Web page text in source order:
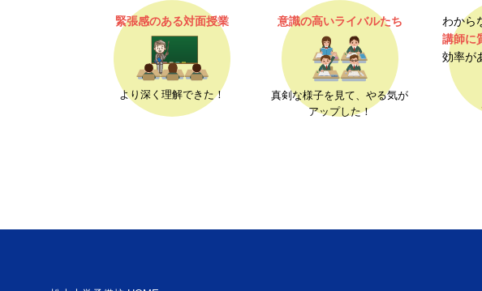
緊張感のある対面授業
より深く理解できた！
意識の高いライバルたち
真剣な様子を見て、やる気が
アップした！
わから
講師に
効率が